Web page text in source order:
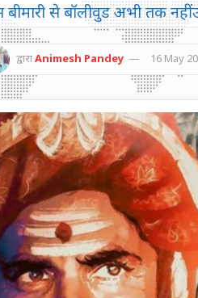
बीमारी से बॉलीवुड अभी तक नहीं
द्वाराAnimesh Pandey 16 May